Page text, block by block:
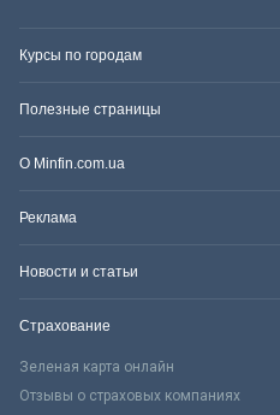
Курсы по городам
Полезные страницы
О Minfin.com.ua
Реклама
Новости и статьи
Страхование
Зеленая карта онлайн
Отзывы о страховых компаниях